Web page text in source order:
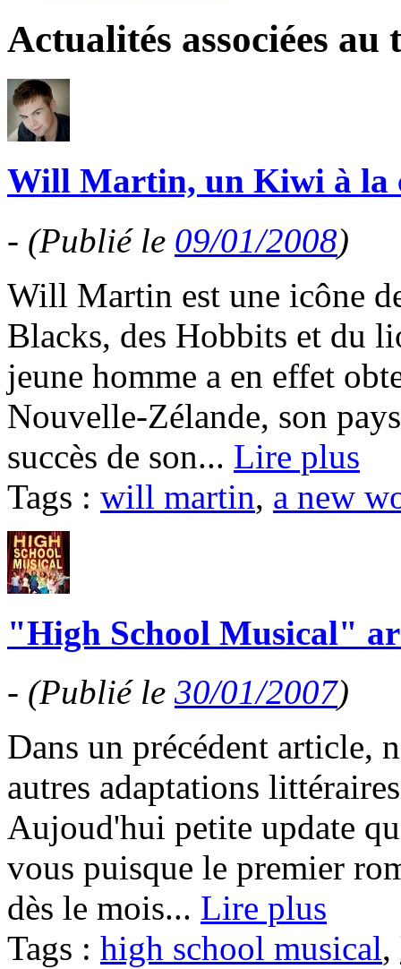
Actualités associées au
Will Martin, un Kiwi à la
- (Publié le 09/01/2008)
Will Martin est une icône
Blacks, des Hobbits et du
jeune homme a en effet
Nouvelle-Zélande, son
succès de son... Lire plus
Tags : will martin, a new
"High School Musical"
- (Publié le 30/01/2007)
Dans un précédent article,
autres adaptations
Aujoud'hui petite update
vous puisque le premier
dès le mois... Lire plus
Tags : high school musical,